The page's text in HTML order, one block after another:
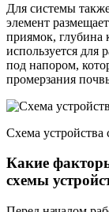
Для системы
элемент
приямок, глубина
используется для
под напором,
промерзания
Схема
Какие
схемы